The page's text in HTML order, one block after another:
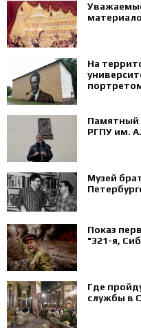
На
Памятный
РГПУ им.
Музей
Показ
"321-я,
Где
службы в